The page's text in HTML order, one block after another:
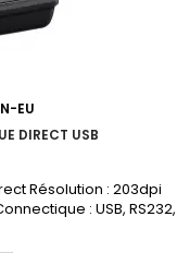
EU
DIRECT USB
Résolution : 203dpi
: USB, RS232,